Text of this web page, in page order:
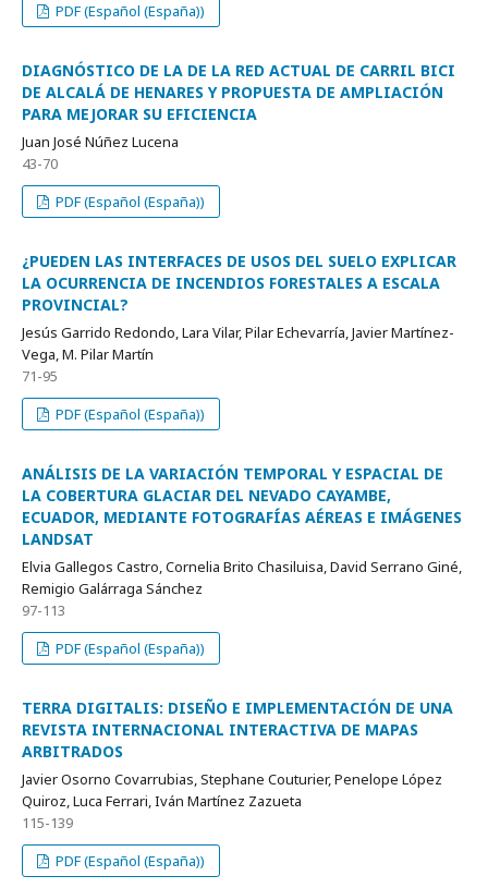
PDF (Español (España))
DIAGNÓSTICO DE LA DE LA RED ACTUAL DE CARRIL BICI
DE ALCALÁ DE HENARES Y PROPUESTA DE AMPLIACIÓN
PARA MEJORAR SU EFICIENCIA
Juan José Núñez Lucena
43-70
PDF (Español (España))
¿PUEDEN LAS INTERFACES DE USOS DEL SUELO EXPLICAR
LA OCURRENCIA DE INCENDIOS FORESTALES A ESCALA
PROVINCIAL?
Jesús Garrido Redondo, Lara Vilar, Pilar Echevarría, Javier Martínez-
Vega, M. Pilar Martín
71-95
PDF (Español (España))
ANÁLISIS DE LA VARIACIÓN TEMPORAL Y ESPACIAL DE
LA COBERTURA GLACIAR DEL NEVADO CAYAMBE,
ECUADOR, MEDIANTE FOTOGRAFÍAS AÉREAS E IMÁGENES
LANDSAT
Elvia Gallegos Castro, Cornelia Brito Chasiluisa, David Serrano Giné,
Remigio Galárraga Sánchez
97-113
PDF (Español (España))
TERRA DIGITALIS: DISEÑO E IMPLEMENTACIÓN DE UNA
REVISTA INTERNACIONAL INTERACTIVA DE MAPAS
ARBITRADOS
Javier Osorno Covarrubias, Stephane Couturier, Penelope López
Quiroz, Luca Ferrari, Iván Martínez Zazueta
115-139
PDF (Español (España))